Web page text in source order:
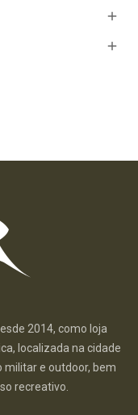


2014, como loja
localizada na cidade
e outdoor, bem
recreativo.